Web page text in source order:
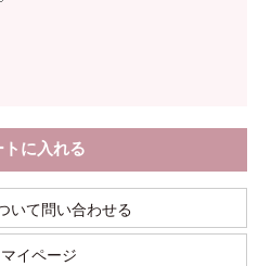
いて問い合わせる
マイページ